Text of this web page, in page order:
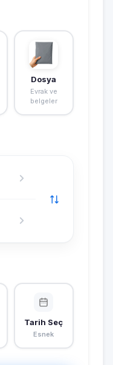
Dosya
Evrak ve
belgeler
Tarih Seç
Esnek